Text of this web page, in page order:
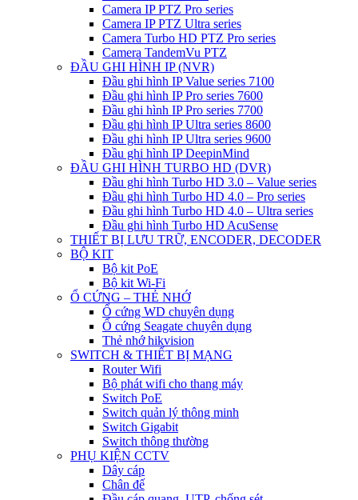
Camera IP PTZ Pro series
Camera IP PTZ Ultra series
Camera Turbo HD PTZ Pro series
Camera TandemVu PTZ
ĐẦU GHI HÌNH IP (NVR)
Đầu ghi hình IP Value series 7100
Đầu ghi hình IP Pro series 7600
Đầu ghi hình IP Pro series 7700
Đầu ghi hình IP Ultra series 8600
Đầu ghi hình IP Ultra series 9600
Đầu ghi hình IP DeepinMind
ĐẦU GHI HÌNH TURBO HD (DVR)
Đầu ghi hình Turbo HD 3.0 – Value series
Đầu ghi hình Turbo HD 4.0 – Pro series
Đầu ghi hình Turbo HD 4.0 – Ultra series
Đầu ghi hình Turbo HD AcuSense
THIẾT BỊ LƯU TRỮ, ENCODER, DECODER
BỘ KIT
Bộ kit PoE
Bộ kit Wi-Fi
Ổ CỨNG – THẺ NHỚ
Ổ cứng WD chuyên dụng
Ổ cứng Seagate chuyên dụng
Thẻ nhớ hikvision
SWITCH & THIẾT BỊ MẠNG
Router Wifi
Bộ phát wifi cho thang máy
Switch PoE
Switch quản lý thông minh
Switch Gigabit
Switch thông thường
PHỤ KIỆN CCTV
Dây cáp
Chân đế